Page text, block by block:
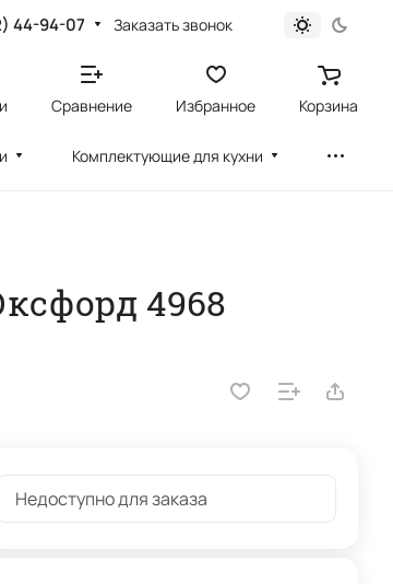
44-94-07 Заказать звонок
Сравнение Избранное Корзина
Комплектующие для кухни
4968
Недоступно для заказа